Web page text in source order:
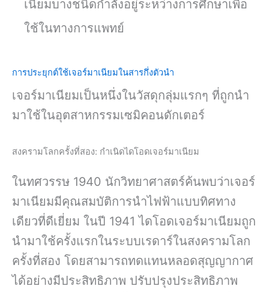
เนียมบางชนิดกำลังอยู่ระหว่างการศึกษาเพื่อ
ใช้ในทางการแพทย์
การประยุกต์ใช้เจอร์มาเนียมในสารกึ่งตัวนำ
เจอร์มาเนียมเป็นหนึ่งในวัสดุกลุ่มแรกๆ ที่ถูกนำ
มาใช้ในอุตสาหกรรมเซมิคอนดักเตอร์
สงครามโลกครั้งที่สอง: กำเนิดไดโอดเจอร์มาเนียม
ในทศวรรษ 1940 นักวิทยาศาสตร์ค้นพบว่าเจอร์
มาเนียมมีคุณสมบัติการนำไฟฟ้าแบบทิศทาง
เดียวที่ดีเยี่ยม ในปี 1941 ไดโอดเจอร์มาเนียมถูก
นำมาใช้ครั้งแรกในระบบเรดาร์ในสงครามโลก
ครั้งที่สอง โดยสามารถทดแทนหลอดสุญญากาศ
ได้อย่างมีประสิทธิภาพ ปรับปรุงประสิทธิภาพ